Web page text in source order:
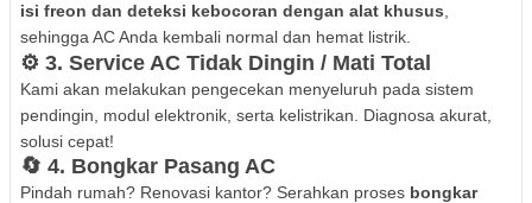
isi freon dan deteksi kebocoran dengan alat khusus
sehingga AC Anda kembali normal dan hemat listrik.
⚙️ 3. Service AC Tidak Dingin / Mati Total
Kami akan melakukan pengecekan menyeluruh pada sistem
pendingin, modul elektronik, serta kelistrikan. Diagnosa akurat,
solusi cepat!
🔄 4. Bongkar Pasang AC
Pindah rumah? Renovasi kantor? Serahkan proses bongkar